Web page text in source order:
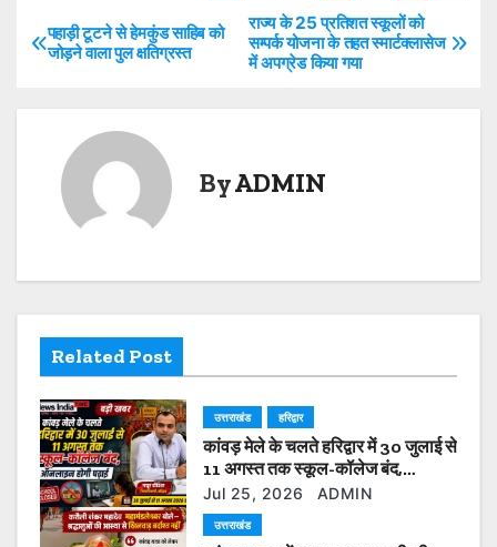
s
A
p
er e
b
k
y e
P
i
g
a
t
i
राज्य के 25 प्रतिशत स्कूलों को
सम्पर्क योजना के तहत स्मार्टक्लासेज
में अपग्रेड किया गया
पहाड़ी टूटने से हेमकुंड साहिब को
जोड़ने वाला पुल क्षतिग्रस्त
ByADMIN
Related Post
उत्तराखंड हरिद्वार
कांवड़ मेले के चलते हरिद्वार में 30 जुलाई से
11 अगस्त तक स्कूल-कॉलेज बंद,
ऑनलाइन होगी पढ़ाई
Jul 25, 2026 ADMIN
उत्तराखंड